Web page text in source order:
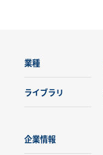
業種
ライブラリ
企業情報